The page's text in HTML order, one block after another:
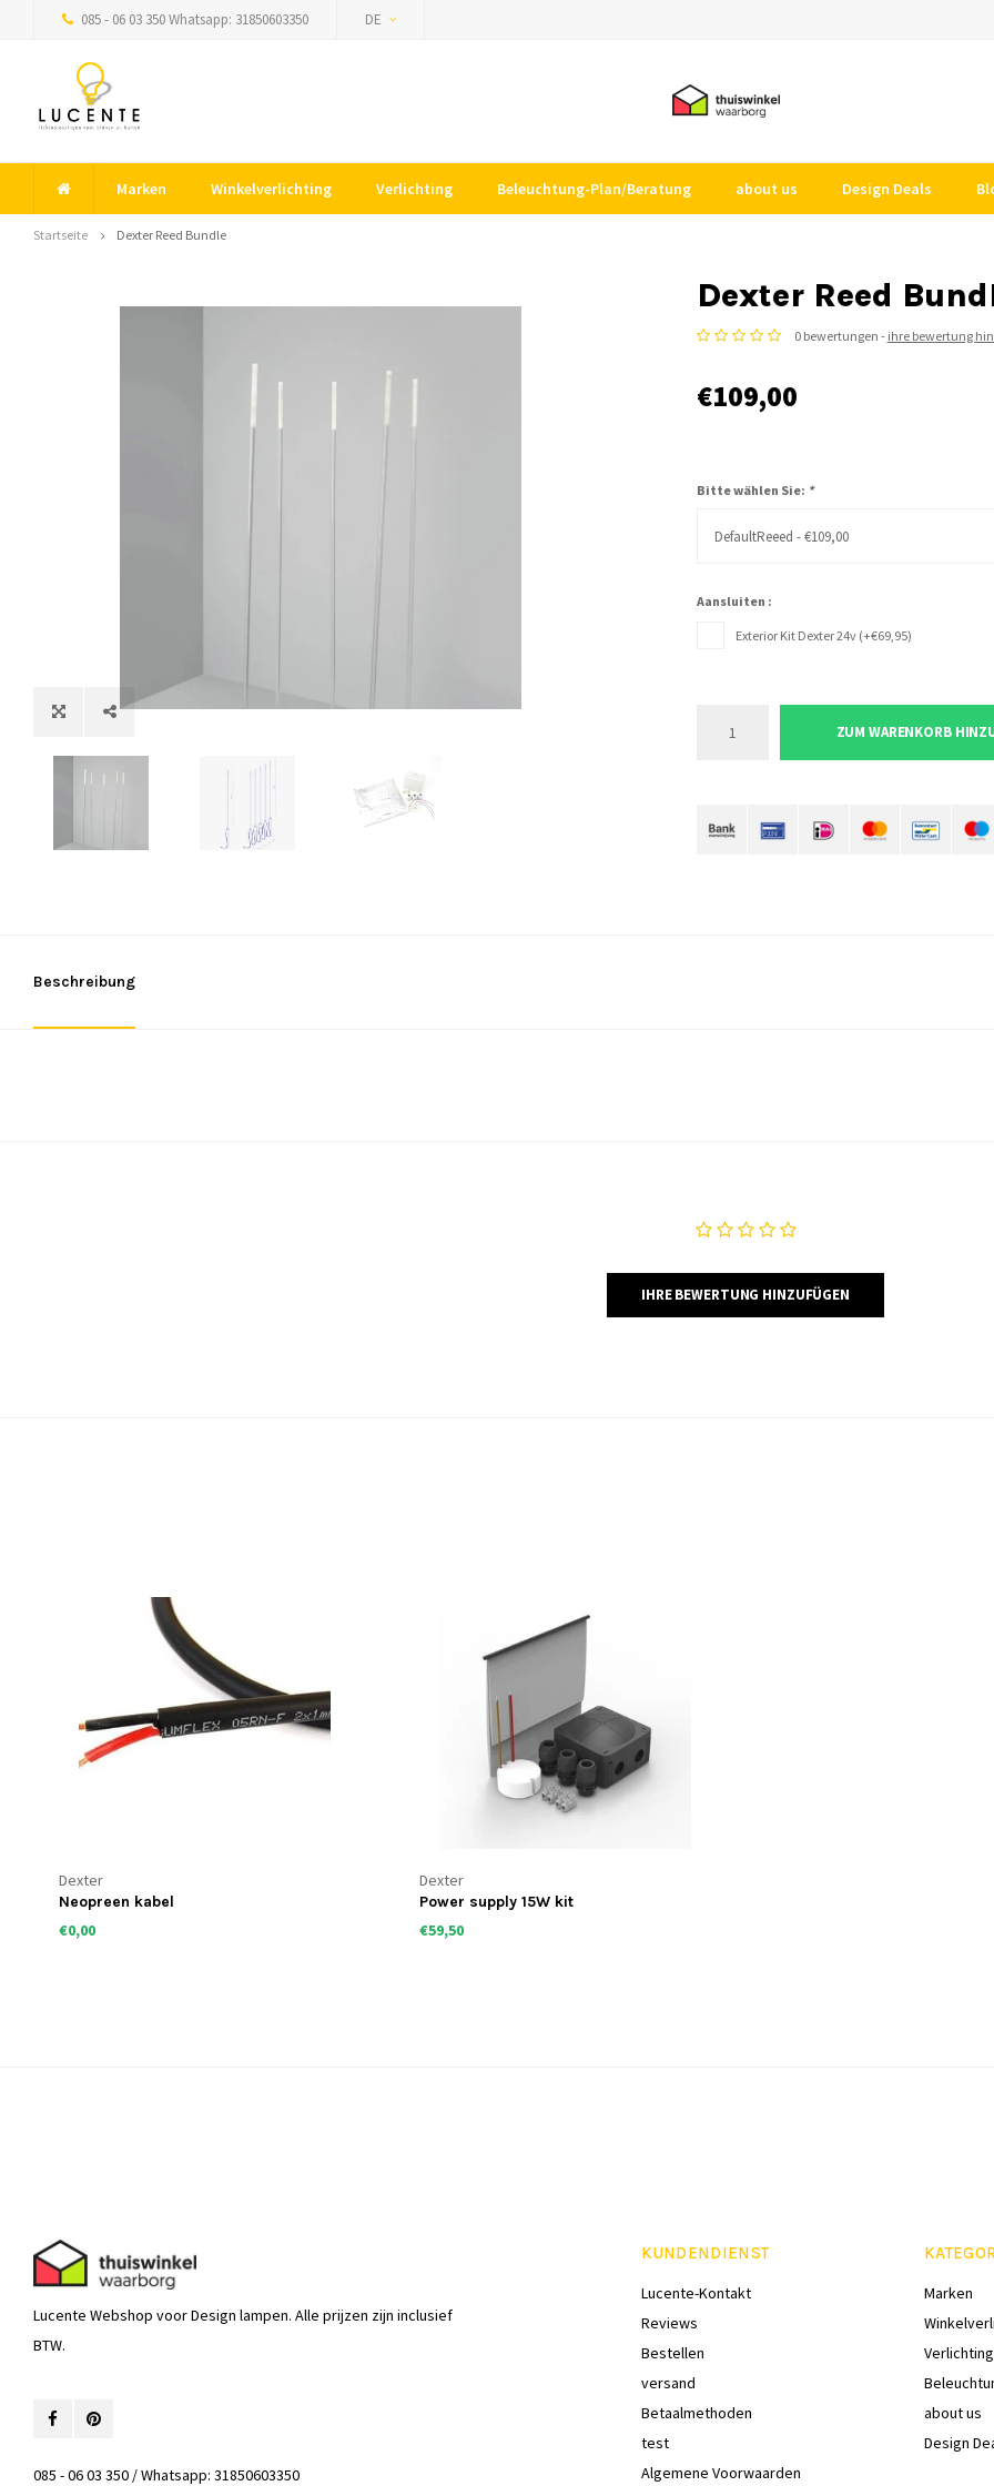
085 - 06 03 350 Whatsapp: 31850603350 DE
Marken Winkelverlichting Verlichting Beleuchtung-Plan/Beratung about us Design Deals
Startseite Dexter Reed Bundle
Dexter Reed
0 bewertungen - ihre bewertung
€109,00
Bitte wählen Sie: *
DefaultReeed - €109,00
Aansluiten :
Exterior Kit Dexter 24v (+€69,95)
ZUM WARENKORB
Beschreibung
IHRE BEWERTUNG HINZUFÜGEN
Dexter
Neopreen kabel
€0,00
Dexter
Power supply 15W kit
€59,50
Lucente Webshop voor Design lampen. Alle prijzen zijn inclusief
BTW.
085 - 06 03 350 / Whatsapp: 31850603350
KUNDENDIENST
Lucente-Kontakt
Reviews
Bestellen
versand
Betaalmethoden
test
Algemene Voorwaarden
Marken
Verlichting
about us
Design